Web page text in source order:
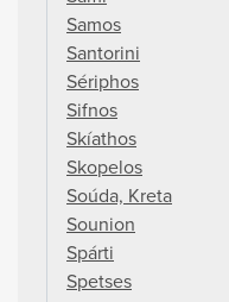
Samos
Santorini
Sériphos
Sifnos
Skíathos
Skopelos
Soúda, Kreta
Sounion
Spárti
Spetses